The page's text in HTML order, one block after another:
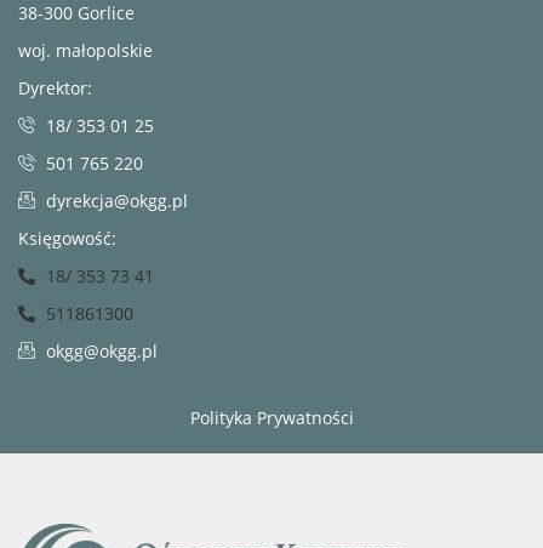
38-300 Gorlice
woj. małopolskie
Dyrektor:
18/ 353 01 25
501 765 220
dyrekcja@okgg.pl
Księgowość:
18/ 353 73 41
511861300
okgg@okgg.pl
Polityka Prywatności